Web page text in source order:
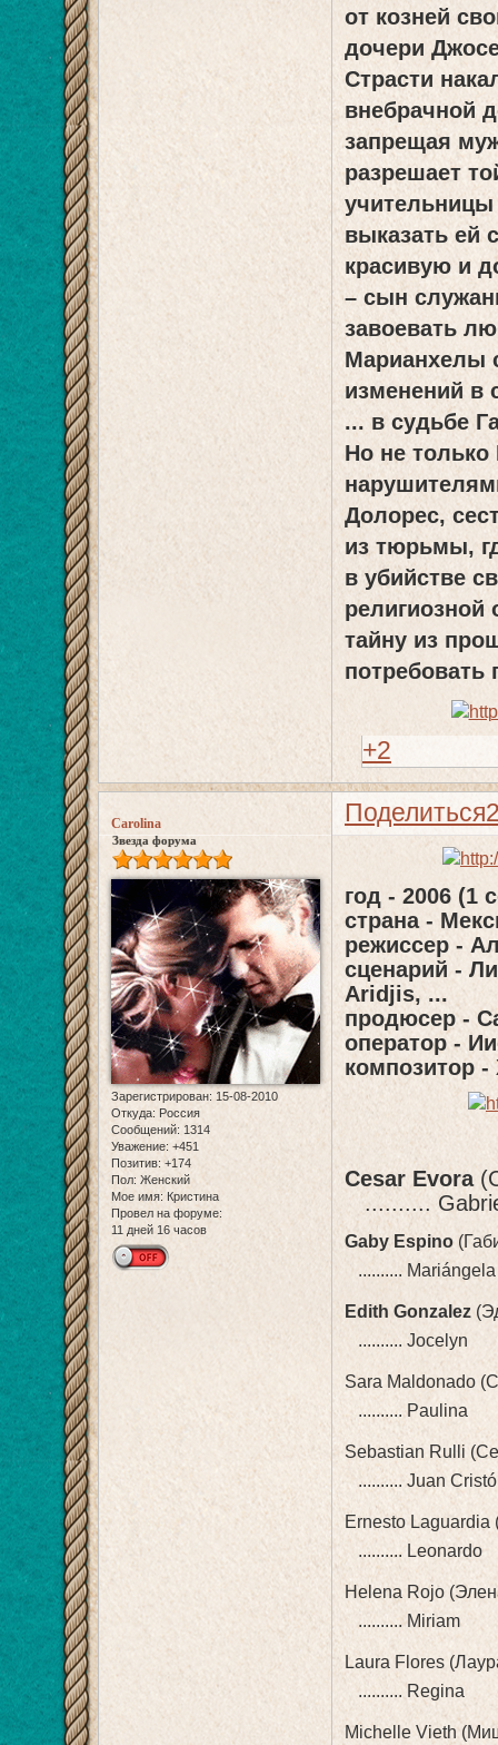
от козней
дочери
Страсти
внебрачной
запрещая
разрешает
учительницы
выказать ей
красивую и
– сын
завоевать
Марианхелы
изменений в
... в судьбе
Но не только
Долорес,
из тюрьмы,
в убийстве
тайну из
потребовать
+2
Поделиться
Carolina
Звезда форума
Зарегистрирован: 15-08-2010
Откуда: Россия
Сообщений: 1314
Уважение: +451
Позитив: +174
Пол: Женский
Мое имя: Кристина
Провел на форуме:
11 дней 16 часов
год - 2006 (1
страна -
режиссер -
сценарий -
Aridjis, ...
продюсер -
оператор -
композитор
Cesar Evora
..........
Gaby Espino
.......... Mariángela
Edith Gonzalez
.......... Jocelyn
Sara Maldonado
.......... Paulina
Sebastian Rulli
.......... Juan
Ernesto Laguardia
.......... Leonardo
Helena Rojo
.......... Miriam
Laura Flores
.......... Regina
Michelle Vieth